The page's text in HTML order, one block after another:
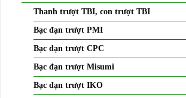
Thanh trượt TBI, con trượt TBI
Bạc đạn trượt PMI
Bạc đạn trượt CPC
Bạc đạn trượt Misumi
Bạc đạn trượt IKO